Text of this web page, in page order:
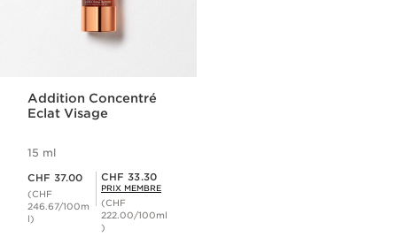
Addition Concentré
Eclat Visage
15 ml
CHF 37.00
(CHF
246.67/100m
l)
Prix Sérénité CHF 33.30
CHF 33.30
PRIX MEMBRE
(CHF
222.00/100ml
)